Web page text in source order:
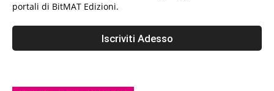
portali di BitMAT Edizioni.